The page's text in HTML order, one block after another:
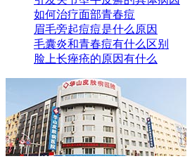
如何治疗面部青春痘
眉毛旁起痘痘是什么原因
毛囊炎和青春痘有什么区别
脸上长痤疮的原因有什么